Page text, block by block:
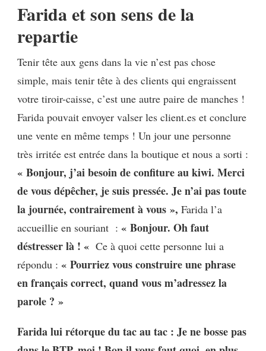
Farida et son sens de la
repartie
Tenir tête aux gens dans la vie n’est pas chose
simple, mais tenir tête à des clients qui engraissent
votre tiroir-caisse, c’est une autre paire de manches !
Farida pouvait envoyer valser les client.es et conclure
une vente en même temps ! Un jour une personne
très irritée est entrée dans la boutique et nous a sorti :
« Bonjour, j’ai besoin de confiture au kiwi. Merci
de vous dépêcher, je suis pressée. Je n’ai pas toute
la journée, contrairement à vous », Farida l’a
accueillie en souriant : « Bonjour. Oh faut
déstresser là ! « Ce à quoi cette personne lui a
répondu : « Pourriez vous construire une phrase
en français correct, quand vous m’adressez la
parole ? »
Farida lui rétorque du tac au tac : Je ne bosse pas